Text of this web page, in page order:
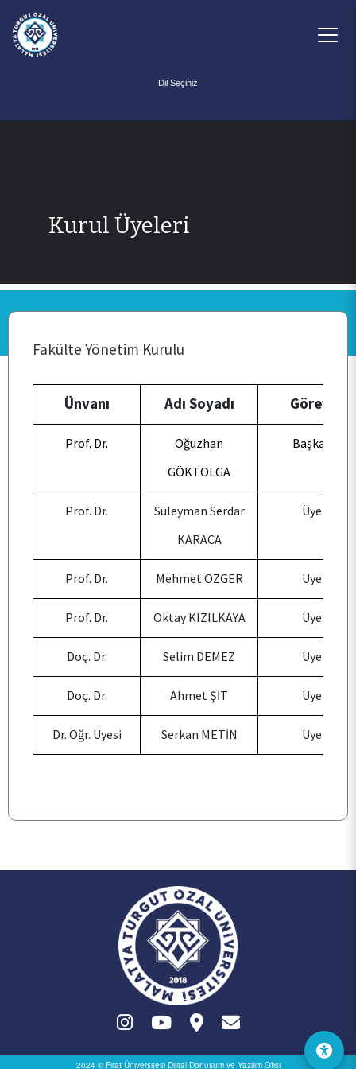
KURUMSAL
PERSONEL
BÖLÜMLER
ARAŞTIRMA
TOPLUMSAL KATKI
Kurul Üyeleri
Fakülte Yönetim Kurulu
Ünvanı Adı Soyadı Görevi
Prof. Dr.
Oğuzhan
GÖKTOLGA
Başkan
Prof. Dr.
Süleyman Serdar
KARACA
Üye
Prof. Dr. Mehmet ÖZGER Üye
Prof. Dr. Oktay KIZILKAYA Üye
Doç. Dr. Selim DEMEZ Üye
Doç. Dr. Ahmet ŞİT Üye
Dr. Öğr. Üyesi Serkan METİN Üye
2024 © Fırat Üniversitesi Dijital Dönüşüm ve Yazılım Ofisi